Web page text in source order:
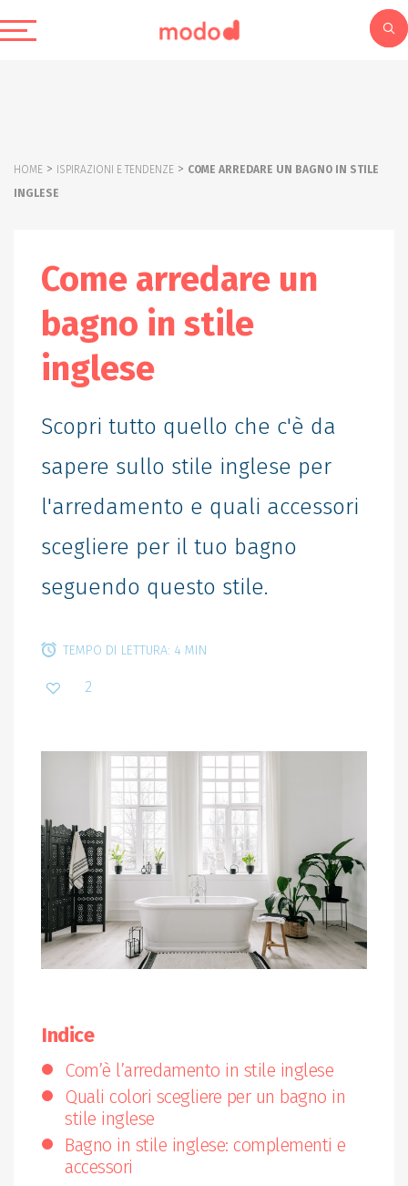
HOME > ISPIRAZIONI E TENDENZE > COME ARREDARE UN BAGNO IN STILE
INGLESE
Come arredare un
bagno in stile
inglese
Scopri tutto quello che c'è da
sapere sullo stile inglese per
l'arredamento e quali accessori
scegliere per il tuo bagno
seguendo questo stile.
TEMPO DI LETTURA: 4 MIN
2
Indice
Com’è l’arredamento in stile inglese
Quali colori scegliere per un bagno in
stile inglese
Bagno in stile inglese: complementi e
accessori